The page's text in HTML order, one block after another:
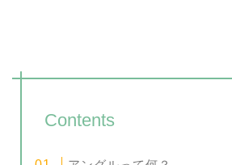
Contents